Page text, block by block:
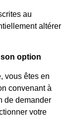
au
altérer
option
vous êtes en
convenant à
de demander
votre